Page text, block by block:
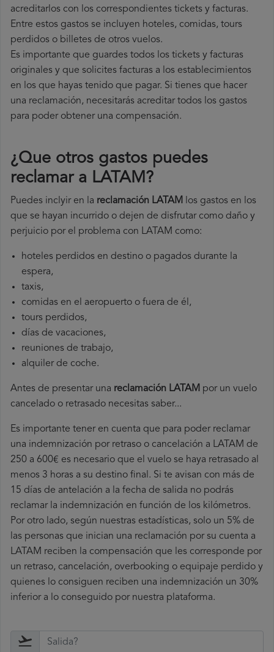
acreditarlos con los correspondientes tickets y facturas.
Entre estos gastos se incluyen hoteles, comidas, tours
perdidos o billetes de otros vuelos.
Es importante que guardes todos los tickets y facturas
originales y que solicites facturas a los establecimientos
en los que hayas tenido que pagar. Si tienes que hacer
una reclamación, necesitarás acreditar todos los gastos
para poder obtener una compensación.
¿Que otros gastos puedes
reclamar a LATAM​?
Puedes inclyir en la reclamación LATAM los gastos en los
que se hayan incurrido o dejen de disfrutar como daño y
perjuicio por el problema con LATAM como:
hoteles perdidos en destino o pagados durante la
espera,
taxis,
comidas en el aeropuerto o fuera de él,
tours perdidos,
días de vacaciones,
reuniones de trabajo,
alquiler de coche.
Antes de presentar una reclamación LATAM por un vuelo
cancelado o retrasado necesitas saber...
Es importante tener en cuenta que para poder reclamar
una indemnización por retraso o cancelación a LATAM de
250 a 600€ es necesario que el vuelo se haya retrasado al
menos 3 horas a su destino final. Si te avisan con más de
15 días de antelación a la fecha de salida no podrás
reclamar la indemnización en función de los kilómetros.
Por otro lado, según nuestras estadísticas, solo un 5% de
las personas que inician una reclamación por su cuenta a
LATAM reciben la compensación que les corresponde por
un retraso, cancelación, overbooking o equipaje perdido y
quienes lo consiguen reciben una indemnización un 30%
inferior a lo conseguido por nuestra plataforma.